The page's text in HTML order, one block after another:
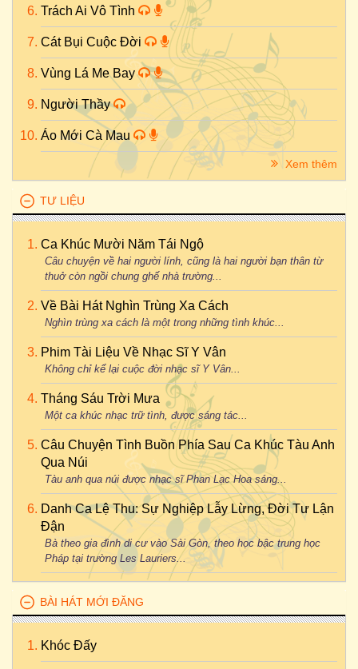
Trách Ai Vô Tình
Cát Bụi Cuộc Đời
Vùng Lá Me Bay
Người Thầy
Áo Mới Cà Mau
Xem thêm
TƯ LIỆU
Ca Khúc Mười Năm Tái Ngộ
Câu chuyện về hai người lính, cũng là hai người bạn thân từ
thuở còn ngồi chung ghế nhà trường...
Về Bài Hát Nghìn Trùng Xa Cách
Nghìn trùng xa cách là một trong những tình khúc...
Phim Tài Liệu Về Nhạc Sĩ Y Vân
Không chỉ kể lại cuộc đời nhạc sĩ Y Vân...
Tháng Sáu Trời Mưa
Một ca khúc nhạc trữ tình, được sáng tác...
Câu Chuyện Tình Buồn Phía Sau Ca Khúc Tàu Anh
Qua Núi
Tàu anh qua núi được nhạc sĩ Phan Lạc Hoa sáng...
Danh Ca Lệ Thu: Sự Nghiệp Lẫy Lừng, Đời Tư Lận
Đận
Bà theo gia đình di cư vào Sài Gòn, theo học bậc trung học
Pháp tại trường Les Lauriers...
BÀI HÁT MỚI ĐĂNG
Khóc Đấy